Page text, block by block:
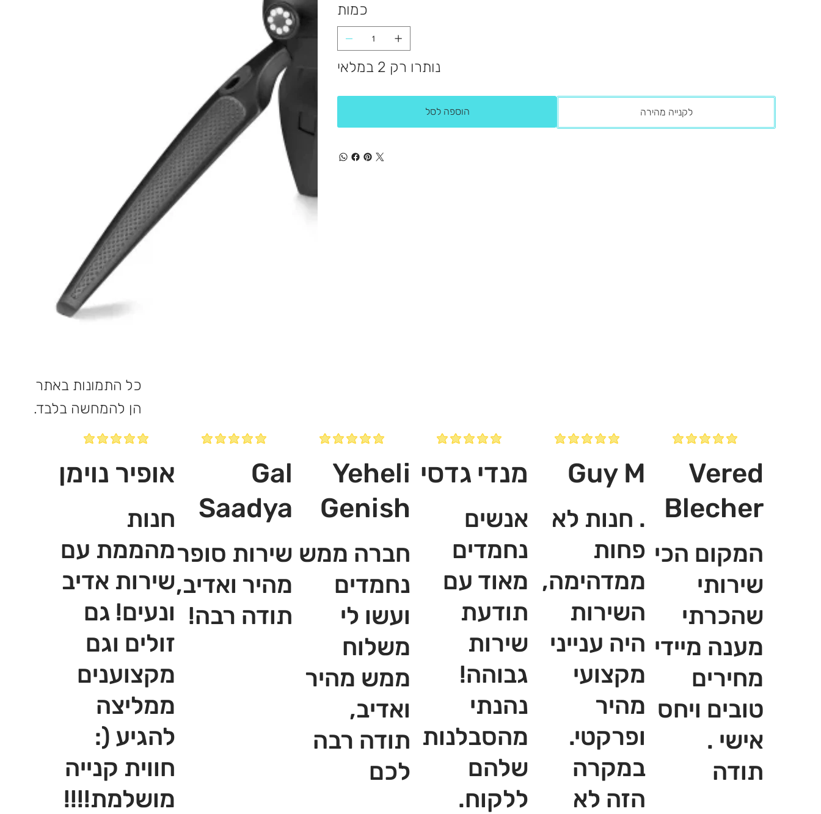
כמות
נותרו רק 2 במלאי
הוספה לסל לקנייה מהירה
כל התמונות באתר
הן להמחשה בלבד.
אופיר נוימן
חנות
מהממת עם
שירות אדיב
ונעים! גם
זולים וגם
מקצוענים
ממליצה
להגיע (:
חווית קנייה
מושלמת!!!!
Gal
Saadya
שירות סופר
מהיר ואדיב,
תודה רבה!
Yeheli
Genish
חברה ממש
נחמדים
ועשו לי
משלוח
ממש מהיר
ואדיב,
תודה רבה
לכם
מנדי גדסי
אנשים
נחמדים
מאוד עם
תודעת
שירות
גבוהה!
נהנתי
מהסבלנות
שלהם
ללקוח.
Guy M
. חנות לא
פחות
ממדהימה,
השירות
היה ענייני
מקצועי
מהיר
ופרקטי.
במקרה
הזה לא
Vered
Blecher
המקום הכי
שירותי
שהכרתי
מענה מיידי
מחירים
טובים ויחס
אישי .
תודה